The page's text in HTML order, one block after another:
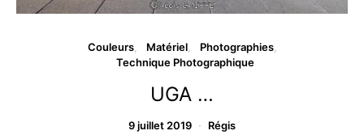
Couleurs Matériel
Photographies
Technique Photographique
UGA …
9 juillet 2019 Régis